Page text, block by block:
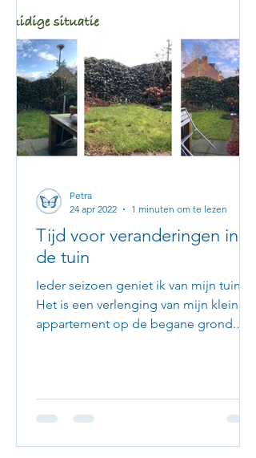
Tijd voor veranderingen in
de tuin
Ieder seizoen geniet ik van mijn tuin.
Het is een verlenging van mijn kleine
appartement op de begane grond.
Petra
24 apr 2022
1 minuten om te lezen